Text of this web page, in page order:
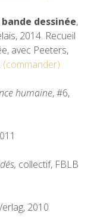
dessinée,
2014. Recueil
avec Peeters,
(commander)
humaine, #6,
collectif, FBLB
2010